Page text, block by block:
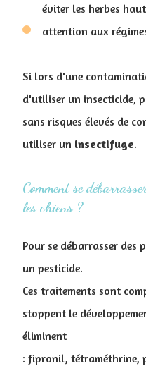
éviter les herbes
attention aux
Si lors d'une
d'utiliser un insecticide,
sans risques élevés de
utiliser un insectifuge.
Comment se
les chiens ?
Pour se débarrasser
un pesticide.
Ces traitements sont
stoppent le
éliminent
: fipronil, tétraméthrine,